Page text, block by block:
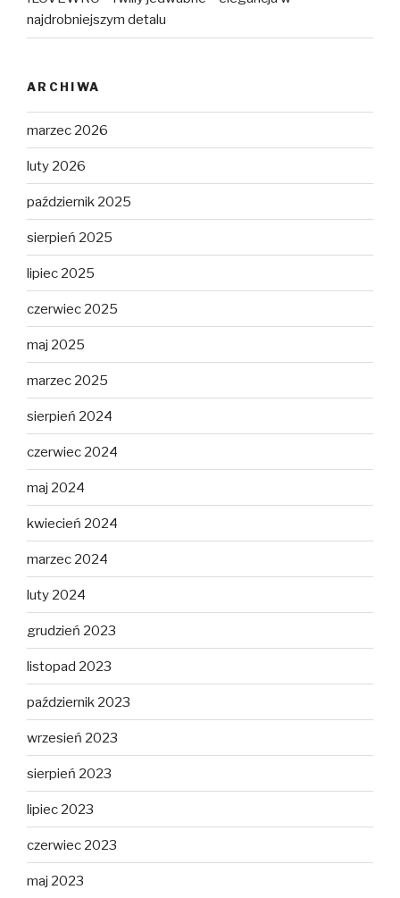
najdrobniejszym detalu
ARCHIWA
marzec 2026
luty 2026
październik 2025
sierpień 2025
lipiec 2025
czerwiec 2025
maj 2025
marzec 2025
sierpień 2024
czerwiec 2024
maj 2024
kwiecień 2024
marzec 2024
luty 2024
grudzień 2023
listopad 2023
październik 2023
wrzesień 2023
sierpień 2023
lipiec 2023
czerwiec 2023
maj 2023